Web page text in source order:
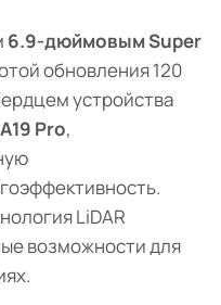
6.9-дюймовым Super
обновления 120
устройства
Pro,
LiDAR
возможности для